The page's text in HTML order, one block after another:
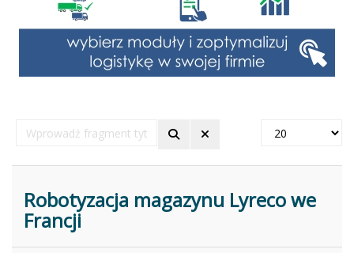
Wprowadź
fragment
Pokaż
Robotyzacja magazynu Lyreco we
Francji